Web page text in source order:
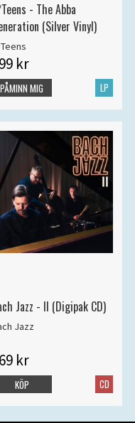
- The Abba
(Silver Vinyl)
kr
LP
PÅMINN MIG
Jazz - II (Digipak CD)
Jazz
kr
CD
KÖP